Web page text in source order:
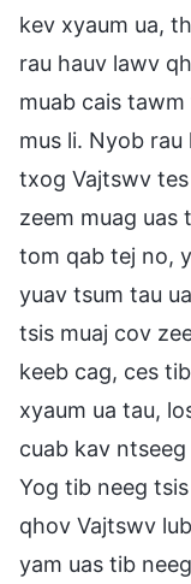
kev xyaum ua,
rau hauv lawv
muab cais
mus li. Nyob
txog Vajtswv
zeem muag uas
tom qab tej no,
yuav tsum tau
tsis muaj cov
keeb cag, ces
xyaum ua tau,
cuab kav
Yog tib neeg
qhov Vajtswv
yam uas tib